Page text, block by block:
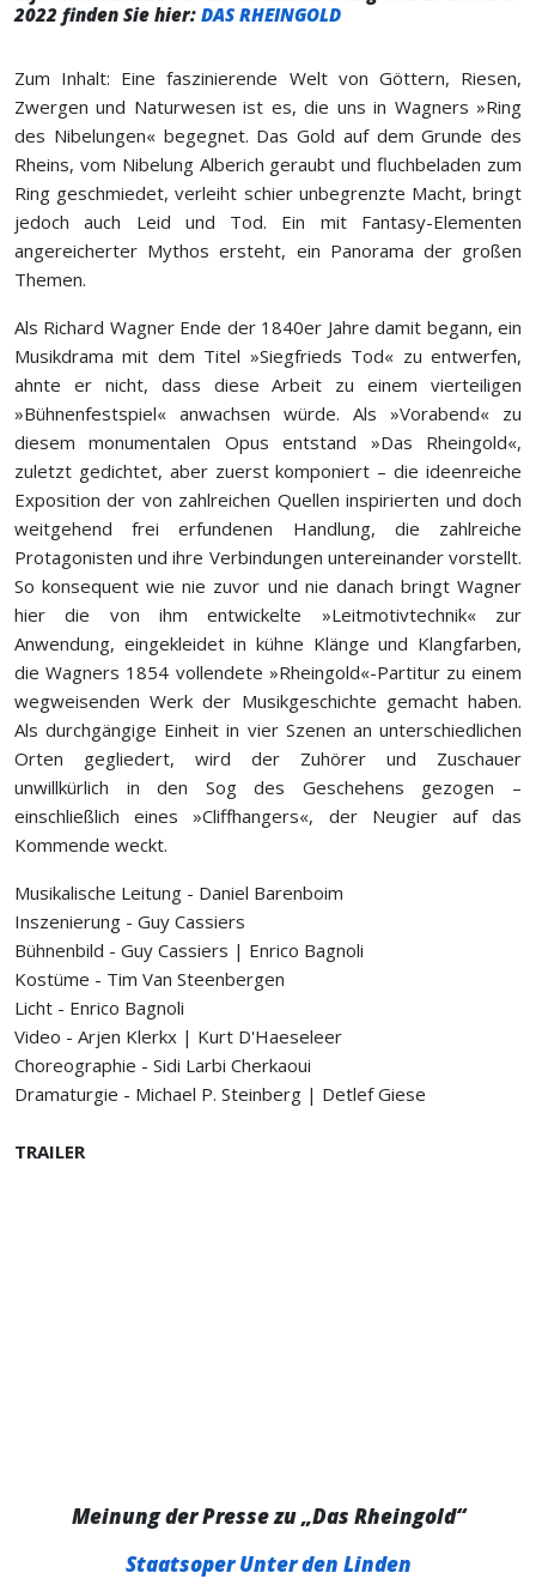
2022 finden Sie hier: DAS RHEINGOLD
Zum Inhalt: Eine faszinierende Welt von Göttern, Riesen,
Zwergen und Naturwesen ist es, die uns in Wagners »Ring
des Nibelungen« begegnet. Das Gold auf dem Grunde des
Rheins, vom Nibelung Alberich geraubt und fluchbeladen zum
Ring geschmiedet, verleiht schier unbegrenzte Macht, bringt
jedoch auch Leid und Tod. Ein mit Fantasy-Elementen
angereicherter Mythos ersteht, ein Panorama der großen
Themen.
Als Richard Wagner Ende der 1840er Jahre damit begann, ein
Musikdrama mit dem Titel »Siegfrieds Tod« zu entwerfen,
ahnte er nicht, dass diese Arbeit zu einem vierteiligen
»Bühnenfestspiel« anwachsen würde. Als »Vorabend« zu
diesem monumentalen Opus entstand »Das Rheingold«,
zuletzt gedichtet, aber zuerst komponiert – die ideenreiche
Exposition der von zahlreichen Quellen inspirierten und doch
weitgehend frei erfundenen Handlung, die zahlreiche
Protagonisten und ihre Verbindungen untereinander vorstellt.
So konsequent wie nie zuvor und nie danach bringt Wagner
hier die von ihm entwickelte »Leitmotivtechnik« zur
Anwendung, eingekleidet in kühne Klänge und Klangfarben,
die Wagners 1854 vollendete »Rheingold«-Partitur zu einem
wegweisenden Werk der Musikgeschichte gemacht haben.
Als durchgängige Einheit in vier Szenen an unterschiedlichen
Orten gegliedert, wird der Zuhörer und Zuschauer
unwillkürlich in den Sog des Geschehens gezogen –
einschließlich eines »Cliffhangers«, der Neugier auf das
Kommende weckt.
Musikalische Leitung - Daniel Barenboim
Inszenierung - Guy Cassiers
Bühnenbild - Guy Cassiers | Enrico Bagnoli
Kostüme - Tim Van Steenbergen
Licht - Enrico Bagnoli
Video - Arjen Klerkx | Kurt D'Haeseleer
Choreographie - Sidi Larbi Cherkaoui
Dramaturgie - Michael P. Steinberg | Detlef Giese
TRAILER
Meinung der Presse zu „Das Rheingold“
Staatsoper Unter den Linden